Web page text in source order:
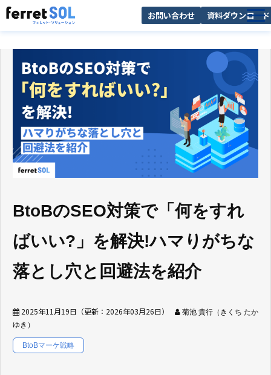
お問い合わせ 資料ダウンロード
サービス一覧
選ばれる理由
お役立ち情報
BtoBのSEO対策で「何をすれ
ばいい?」を解決!ハマりがちな
落とし穴と回避法を紹介
2025年11月19日 （更新： 2026年03月26日）
菊池 貴行（きくち たか
ゆき）
BtoBマーケ戦略